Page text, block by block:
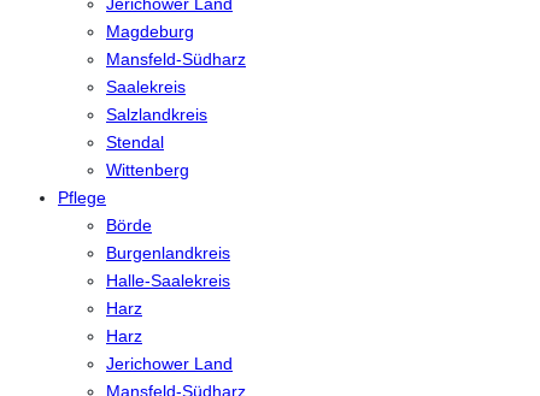
Magdeburg
Mansfeld-Südharz
Saalekreis
Salzlandkreis
Stendal
Wittenberg
Pflege
Börde
Burgenlandkreis
Halle-Saalekreis
Harz
Harz
Jerichower Land
Mansfeld-Südharz